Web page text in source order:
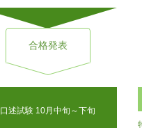
合格発表
口述試験 10月中旬～下旬